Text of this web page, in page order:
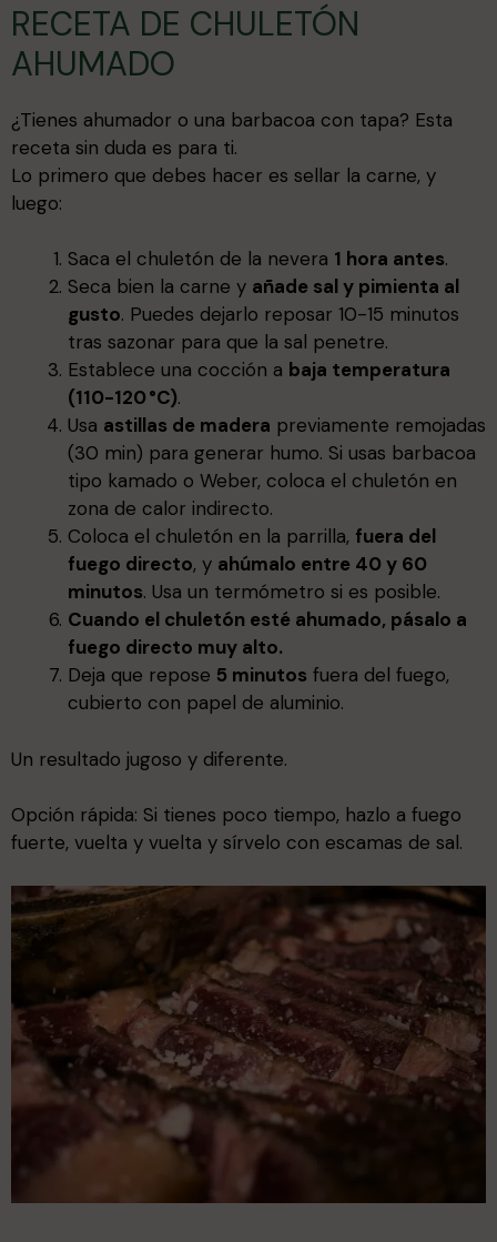
RECETA DE CHULETÓN
AHUMADO
¿Tienes ahumador o una barbacoa con tapa? Esta
receta sin duda es para ti.
Lo primero que debes hacer es sellar la carne, y
luego:
Saca el chuletón de la nevera 1 hora antes.
Seca bien la carne y añade sal y pimienta al
gusto. Puedes dejarlo reposar 10-15 minutos
tras sazonar para que la sal penetre.
Establece una cocción a baja temperatura
(110-120 °C).
Usa astillas de madera previamente remojadas
(30 min) para generar humo. Si usas barbacoa
tipo kamado o Weber, coloca el chuletón en
zona de calor indirecto.
Coloca el chuletón en la parrilla, fuera del
fuego directo, y ahúmalo entre 40 y 60
minutos. Usa un termómetro si es posible.
Cuando el chuletón esté ahumado, pásalo a
fuego directo muy alto.
Deja que repose 5 minutos fuera del fuego,
cubierto con papel de aluminio.
Un resultado jugoso y diferente.
Opción rápida: Si tienes poco tiempo, hazlo a fuego
fuerte, vuelta y vuelta y sírvelo con escamas de sal.